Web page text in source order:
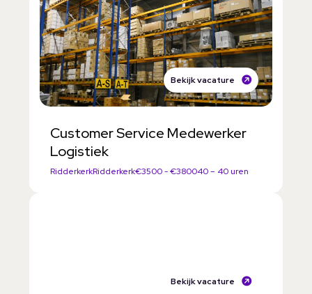
Bekijk vacature
Customer Service Medewerker
Logistiek
RidderkerkRidderkerk€3500 - €380040 – 40 uren
Bekijk vacature